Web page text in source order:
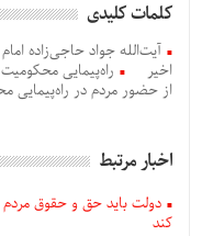
کلمات کلیدی
آیت‌الله جواد حاجی‌زاده
اخیر
راه‌پیمایی
از حضور مردم در راه‌پیمایی
اخبار مرتبط
دولت باید حق و حقوق مردم
کند